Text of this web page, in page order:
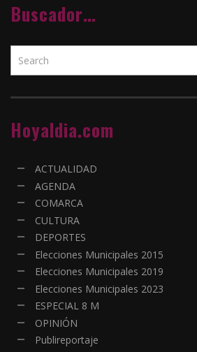
Buscador…
Hoyaldia.com
ACTUALIDAD
AGENDA
COMARCA
CULTURA
DEPORTES
Elecciones Municipales 2015
Elecciones Municipales 2019
Elecciones Municipales 2023
ESPECIAL 8 M
OPINIÓN
Publireportaje